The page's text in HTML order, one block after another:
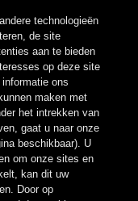
technologieën
de site
aan te bieden
op deze site
ons
maken met
het intrekken van
gaat u naar onze
beschikbaar). U
om onze sites en
kan dit uw
Door op